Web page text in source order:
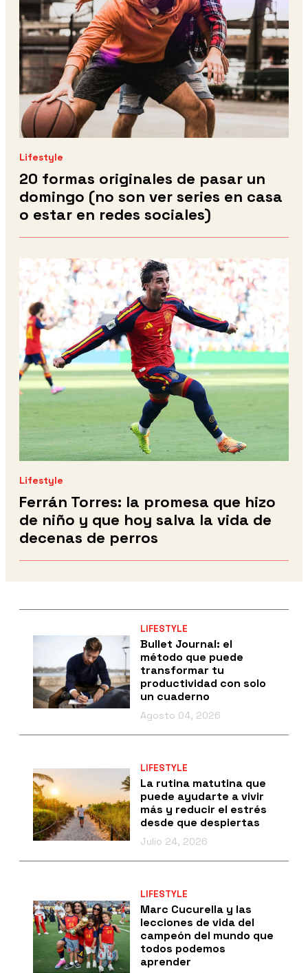
Lifestyle
20 formas originales de pasar un
domingo (no son ver series en casa
o estar en redes sociales)
Lifestyle
Ferrán Torres: la promesa que hizo
de niño y que hoy salva la vida de
decenas de perros
LIFESTYLE
Bullet Journal: el
método que puede
transformar tu
productividad con solo
un cuaderno
Agosto 04, 2026
LIFESTYLE
La rutina matutina que
puede ayudarte a vivir
más y reducir el estrés
desde que despiertas
Julio 24, 2026
LIFESTYLE
Marc Cucurella y las
lecciones de vida del
campeón del mundo que
todos podemos
aprender